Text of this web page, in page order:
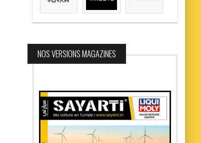
NOS VERSIONS MAGAZINES